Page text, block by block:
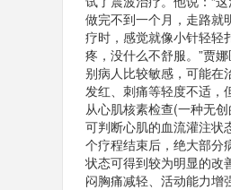
做完不到一个月，走路就
疗时，感觉就像小针轻轻
疼，没什么不舒服。”贾
别病人比较敏感，可能在
发红、刺痛等轻度不适，
从心肌核素检查(一种无创
可判断心肌的血流灌注状
个疗程结束后，绝大部分
状态可得到较为明显的改
闷胸痛减轻、活动能力增